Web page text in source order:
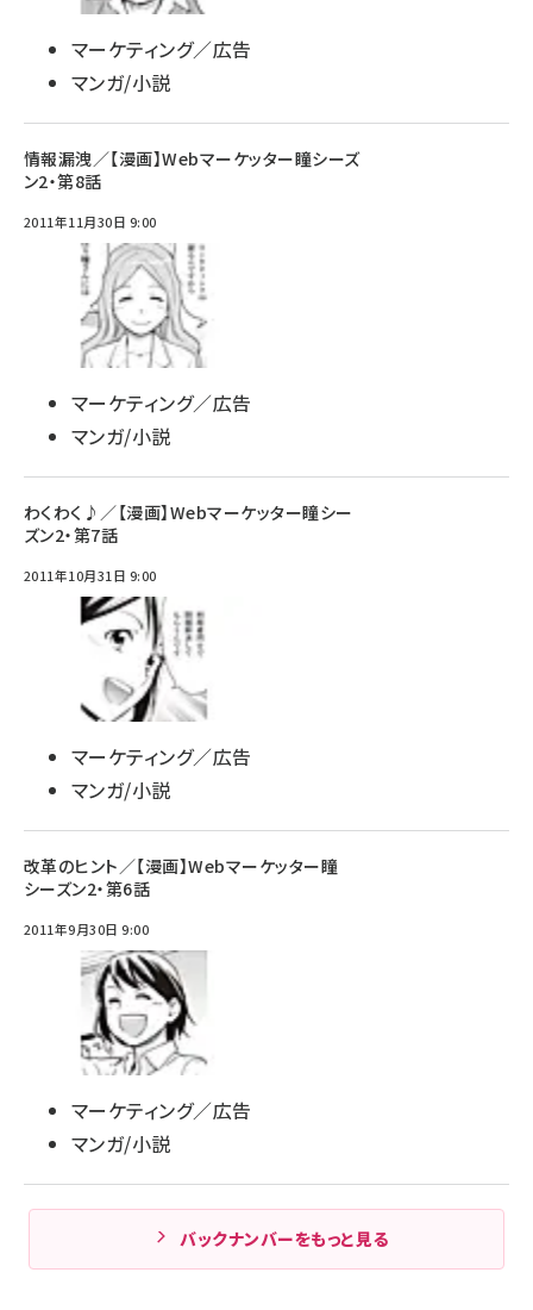
マーケティング／広告
マンガ/小説
情報漏洩／【漫画】Webマーケッター瞳シーズ
ン2・第8話
2011年11月30日 9:00
マーケティング／広告
マンガ/小説
わくわく♪／【漫画】Webマーケッター瞳シー
ズン2・第7話
2011年10月31日 9:00
マーケティング／広告
マンガ/小説
改革のヒント／【漫画】Webマーケッター瞳
シーズン2・第6話
2011年9月30日 9:00
マーケティング／広告
マンガ/小説
バックナンバーをもっと見る